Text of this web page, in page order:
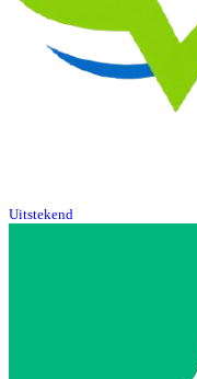
Uitstekend